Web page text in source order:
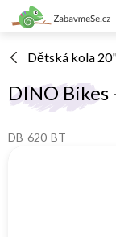
Přejít
na
Dětská kola
DINO Bikes
DB-620-BT